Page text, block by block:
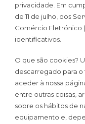
privacidade. Em
de 11 de julho, dos
Comércio Eletrónico
identificativos.
O que são cookies?
descarregado para
aceder à nossa
entre outras coisas,
sobre os hábitos de
equipamento e,